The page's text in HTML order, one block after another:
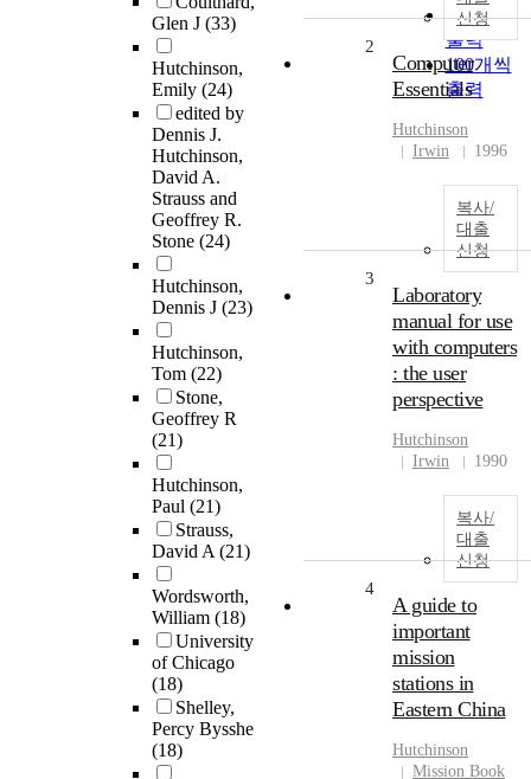
Glen J (33)
Hutchinson,
Emily (24)
edited by
Dennis J.
Hutchinson,
David A.
Strauss and
Geoffrey R.
Stone (24)
Hutchinson,
Dennis J (23)
Hutchinson,
Tom (22)
Stone,
Geoffrey R
(21)
Hutchinson,
Paul (21)
Strauss,
David A(21)
Wordsworth,
William (18)
University
of Chicago
(18)
Shelley,
Percy Bysshe
(18)
50개씩
출력
100개씩
출력
신청
2
Computer
Essentials
Hutchinson
Irwin
1996
복사/
대출
신청
3
Laboratory
manual for use
with computers
: the user
perspective
Hutchinson
Irwin
1990
복사/
대출
신청
4
A guide to
important
mission
stations in
Eastern China
Hutchinson
Mission Book